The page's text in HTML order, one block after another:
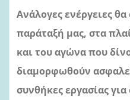
Ανάλογες ενέργειες
παράταξή μας, στα
και του αγώνα που
διαμορφωθούν
συνθήκες εργασίας